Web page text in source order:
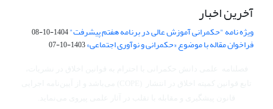
آخرین اخبار
ویژه نامه "حکمرانی آموزش عالی در برنامه هفتم پیشرفت"1404-10-08
فراخوان مقاله با موضوع «حکمرانی و نوآوری اجتماعی»1403-10-07